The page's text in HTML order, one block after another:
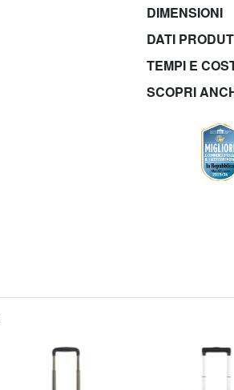
DIMENSIONI
DATI
TEMPI E
SCOPRI